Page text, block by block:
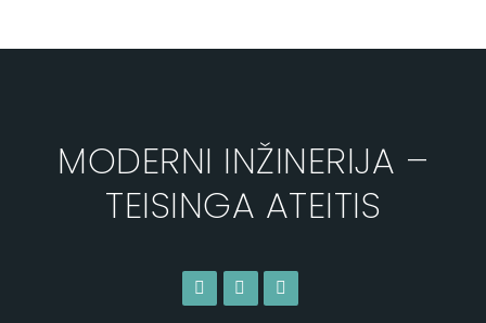
MODERNI INŽINERIJA –
TEISINGA ATEITIS